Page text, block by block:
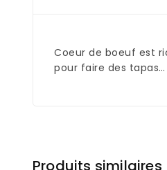
Coeur de boeuf est
pour faire des tapas…
Produits similaires